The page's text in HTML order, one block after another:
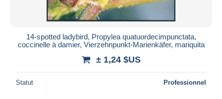
14-spotted ladybird, Propylea quatuordecimpunctata,
coccinelle à damier, Vierzehnpunkt-Marienkäfer, mariquita
± 1,24 $US
Statut Professionnel